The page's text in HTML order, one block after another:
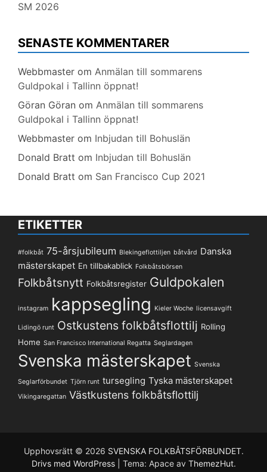
SM 2026
SENASTE KOMMENTARER
Webbmaster om Anmälan till sommarens
Guldpokal i Tallinn öppnat!
Göran Göran om Anmälan till sommarens
Guldpokal i Tallinn öppnat!
Webbmaster om Inbjudan till Bohuslän
Donald Bratt om Inbjudan till Bohuslän
Donald Bratt om San Francisco Cup 2021
ETIKETTER
#folkbåt 75-årsjubileum Blekingeflottiljen båtvård Danska
mästerskapet En tillbakablick Folkbåtsbörsen
Folkbåtsnytt Folkbåtsregister Guldpokalen
instagram kappsegling Kieler Woche licensavgift
Lidingö runt Ostkustens folkbåtsflottilj Rolling
Home San Francisco International Regatta Seglardagen
Svenska mästerskapet Svenska
Seglarförbundet Tjörn runt tursegling Tyska mästerskapet
Vikingaregattan Västkustens folkbåtsflottilj
Upphovsrätt © 2026 SVENSKA FOLKBÅTSFÖRBUNDET.
Drivs med WordPress
Tema: Apace av ThemezHut.